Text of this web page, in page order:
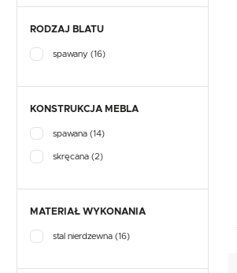
RODZAJ BLATU
spawany (16)
KONSTRUKCJA MEBLA
spawana (14)
skręcana (2)
MATERIAŁ WYKONANIA
stal nierdzewna (16)